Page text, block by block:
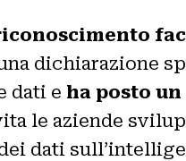
dichiarazione
dati e ha posto
le aziende
dati